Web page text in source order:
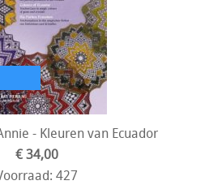
- Kleuren van Ecuador
€ 34,00
427